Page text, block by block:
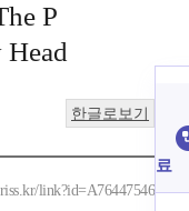
P
한글로보기
link?id=A76447546
료